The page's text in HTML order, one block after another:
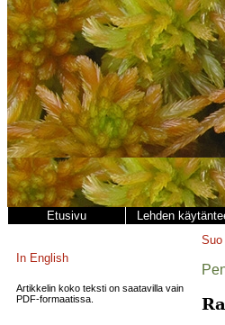
Etusivu Lehden
In English
Artikkelin koko teksti on saatavilla vain
PDF-formaatissa.
Suo